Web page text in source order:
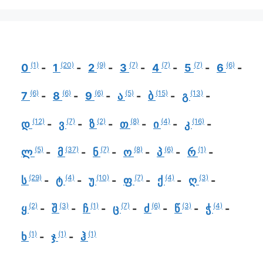
0 (1) 1 (20) 2 (9) 3 (7) 4 (7) 5 (7) 6 (6)
7 (6) 8 (6) 9 (6) ა (5) ბ (15) გ (13)
დ (12) ვ (7) ზ (2) თ (8) ი (4) კ (16)
ლ (5) მ (37) ნ (7) ო (8) პ (6) რ (1)
ს (29) ტ (4) უ (10) ფ (7) ქ (4) ღ (3)
ყ (2) შ (3) ჩ (1) ც (7) ძ (6) წ (3) ჭ (4)
ხ (1) ჯ (1) ჰ (1)